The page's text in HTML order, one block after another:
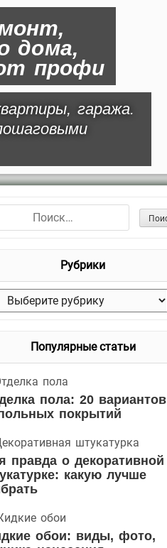
дома,
профи
гаража.
Рубрики
Популярные статьи
пола: 20 вариантов
покрытий
правда о декоративной
какую лучше
обои: виды, фото,